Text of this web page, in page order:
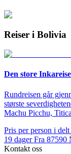
Reiser i Bolivia
Den store
Rundreisen går
største
Machu Picchu,
Pris per person i
19 dager Fra 87590
Kontakt oss